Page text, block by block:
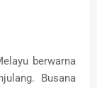
berwarna
Busana